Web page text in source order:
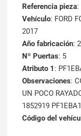
Referencia pieza:
Vehículo: FORD
2017
Año fabricación:
Nº Puertas: 5
Atributo 1 :
Observaciones:
UN POCO
1852919
Código del